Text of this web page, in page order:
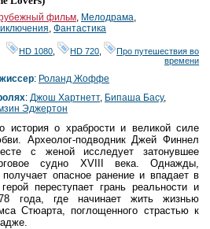
фильм, Мелодрама,
, Фантастика
HD 1080 HD 720
Про путешествия во
времени
: Роланд Жоффе
: Джош Хартнетт, Бипаша Басу,
Эджертон
история о храбрости и великой силе
Археолог-подводник Джей Финнел
с женой исследует затонувшее
судно XVIII века. Однажды,
опасное ранение и впадает в
переступает грань реальности и
года, где начинает жить жизнью
Стюарта, поглощенного страстью к